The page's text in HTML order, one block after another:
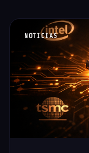
NOTICIAS